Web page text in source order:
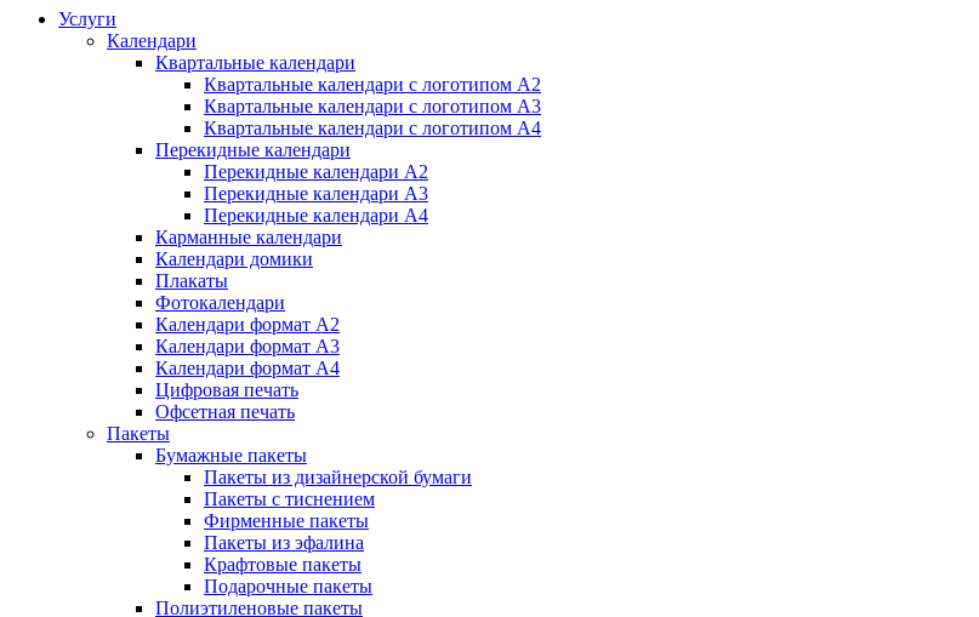
Услуги
Календари
Квартальные календари
Квартальные календари с логотипом А2
Квартальные календари с логотипом А3
Квартальные календари с логотипом А4
Перекидные календари
Перекидные календари А2
Перекидные календари А3
Перекидные календари А4
Карманные календари
Календари домики
Плакаты
Фотокалендари
Календари формат А2
Календари формат А3
Календари формат А4
Цифровая печать
Офсетная печать
Пакеты
Бумажные пакеты
Пакеты из дизайнерской бумаги
Пакеты с тиснением
Фирменные пакеты
Пакеты из эфалина
Крафтовые пакеты
Подарочные пакеты
Полиэтиленовые пакеты